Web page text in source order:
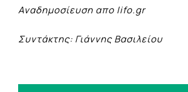
Αναδημοσίευση απο lifo.gr
Συντάκτης: Γιάννης Βασιλείου